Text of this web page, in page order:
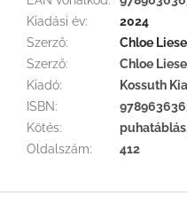
Kiadási év:
2024
Szerző:
Chloe Liese
Szerző:
Chloe Liese
Kiadó:
Kossuth
ISBN:
Kötés:
Oldalszám: 412